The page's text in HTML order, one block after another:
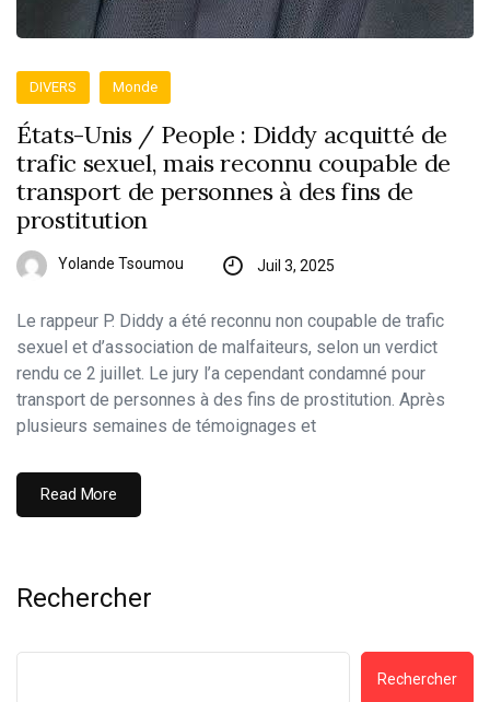
DIVERS Monde
États-Unis / People : Diddy acquitté de
trafic sexuel, mais reconnu coupable de
transport de personnes à des fins de
prostitution
Yolande Tsoumou Juil 3, 2025
Le rappeur P. Diddy a été reconnu non coupable de trafic
sexuel et d’association de malfaiteurs, selon un verdict
rendu ce 2 juillet. Le jury l’a cependant condamné pour
transport de personnes à des fins de prostitution. Après
plusieurs semaines de témoignages et
Read More
Rechercher
Rechercher